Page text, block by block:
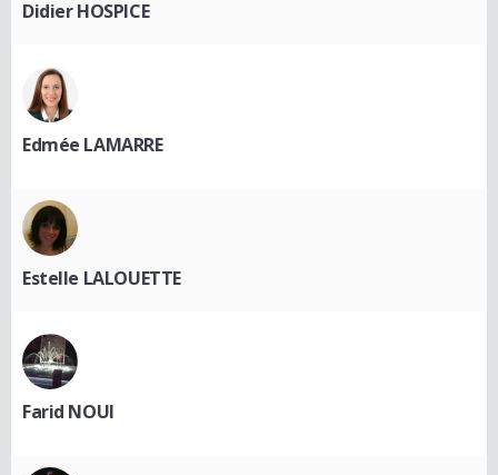
Didier HOSPICE
Edmée LAMARRE
Estelle LALOUETTE
Farid NOUI